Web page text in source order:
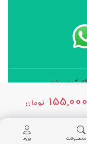
155,000 تومان
می‌باشد.
(نرم افزار سارب)
ورود